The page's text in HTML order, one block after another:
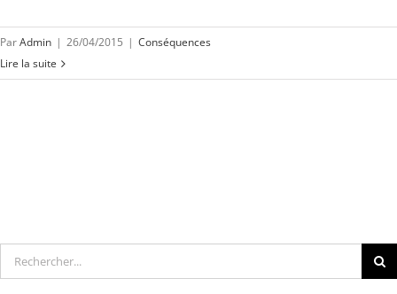
ParAdmin | 26/04/2015 | Conséquences
Lire la suite
Rechercher